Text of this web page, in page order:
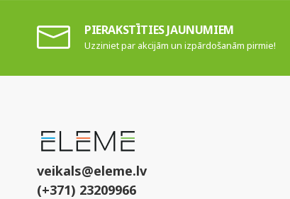
PIERAKSTĪTIES JAUNUMIEM
Uzziniet par akcijām un izpārdošanām pirmie!
veikals@eleme.lv
(+371) 23209966